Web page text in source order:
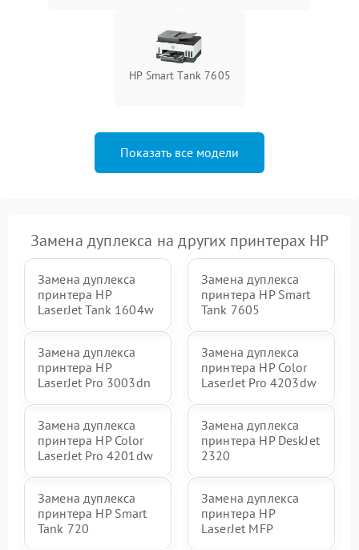
HP Smart Tank 7605
Показать все модели
Замена дуплекса на других принтерах HP
Замена дуплекса
принтера HP
LaserJet Tank 1604w
Замена дуплекса
принтера HP Smart
Tank 7605
Замена дуплекса
принтера HP
LaserJet Pro 3003dn
Замена дуплекса
принтера HP Color
LaserJet Pro 4203dw
Замена дуплекса
принтера HP Color
LaserJet Pro 4201dw
Замена дуплекса
принтера HP DeskJet
2320
Замена дуплекса
принтера HP Smart
Tank 720
Замена дуплекса
принтера HP
LaserJet MFP